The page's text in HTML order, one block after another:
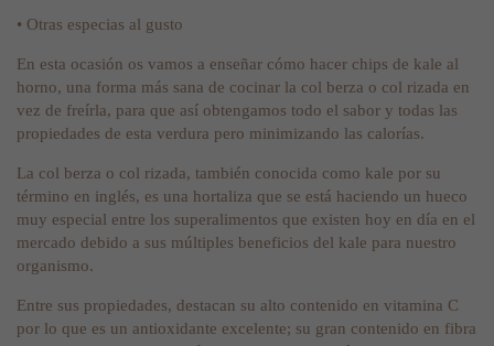
• Otras especias al gusto
En esta ocasión os vamos a enseñar cómo hacer chips de kale al
horno, una forma más sana de cocinar la col berza o col rizada en
vez de freírla, para que así obtengamos todo el sabor y todas las
propiedades de esta verdura pero minimizando las calorías.
La col berza o col rizada, también conocida como kale por su
término en inglés, es una hortaliza que se está haciendo un hueco
muy especial entre los superalimentos que existen hoy en día en el
mercado debido a sus múltiples beneficios del kale para nuestro
organismo.
Entre sus propiedades, destacan su alto contenido en vitamina C
por lo que es un antioxidante excelente; su gran contenido en fibra